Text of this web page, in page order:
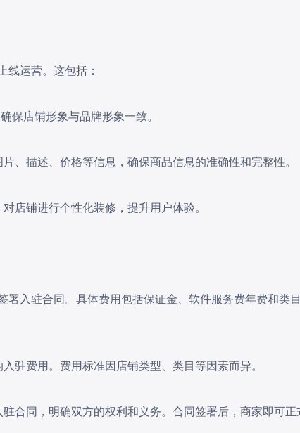
运营。这包括：
保店铺形象与品牌形象一致。
、描述、价格等信息，确保商品信息的准确性和完整性。
店铺进行个性化装修，提升用户体验。
入驻合同。具体费用包括保证金、软件服务费年费和类
驻费用。费用标准因店铺类型、类目等因素而异。
合同，明确双方的权利和义务。合同签署后，商家即可正